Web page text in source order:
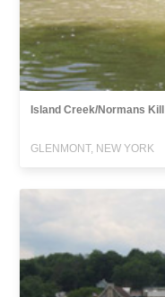
Island Creek/Normans Kill
GLENMONT, NEW YORK